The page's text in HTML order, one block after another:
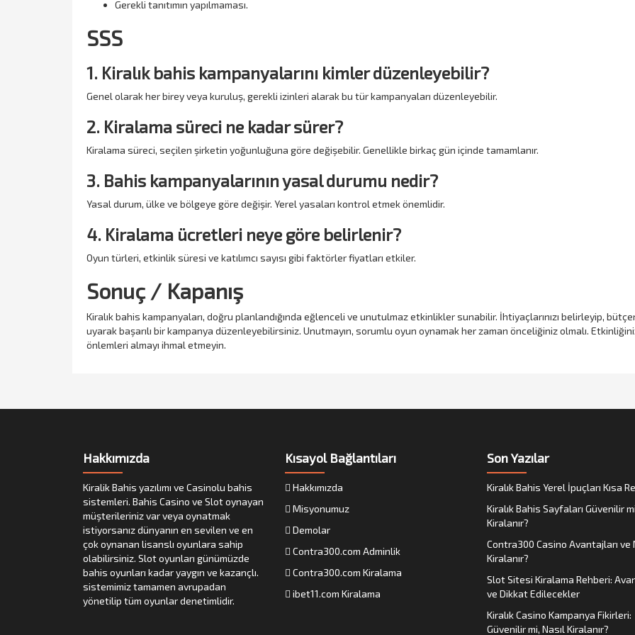
Gerekli tanıtımın yapılmaması.
SSS
1. Kiralık bahis kampanyalarını kimler düzenleyebilir?
Genel olarak her birey veya kuruluş, gerekli izinleri alarak bu tür kampanyaları düzenleyebilir.
2. Kiralama süreci ne kadar sürer?
Kiralama süreci, seçilen şirketin yoğunluğuna göre değişebilir. Genellikle birkaç gün içinde tamamlanır.
3. Bahis kampanyalarının yasal durumu nedir?
Yasal durum, ülke ve bölgeye göre değişir. Yerel yasaları kontrol etmek önemlidir.
4. Kiralama ücretleri neye göre belirlenir?
Oyun türleri, etkinlik süresi ve katılımcı sayısı gibi faktörler fiyatları etkiler.
Sonuç / Kapanış
Kiralık bahis kampanyaları, doğru planlandığında eğlenceli ve unutulmaz etkinlikler sunabilir. İhtiyaçlarınızı belirleyip,
uyarak başarılı bir kampanya düzenleyebilirsiniz. Unutmayın, sorumlu oyun oynamak her zaman önceliğiniz olmalı.
önlemleri almayı ihmal etmeyin.
Hakkımızda
Kiralik Bahis yazılımı ve Casinolu bahis
sistemleri. Bahis Casino ve Slot oynayan
müşterileriniz var veya oynatmak
istiyorsanız dünyanın en sevilen ve en
çok oynanan lisanslı oyunlara sahip
olabilirsiniz. Slot oyunları günümüzde
bahis oyunları kadar yaygın ve kazançlı.
sistemimiz tamamen avrupadan
yönetilip tüm oyunlar denetimlidir.
Kısayol Bağlantıları
Hakkımızda
Misyonumuz
Demolar
Contra300.com Adminlik
Contra300.com Kiralama
ibet11.com Kiralama
Son Yazılar
Kiralık Bahis Yerel İpuçları Kısa
Kiralık Bahis Sayfaları Güvenilir
Kiralanır?
Contra300 Casino Avantajları ve
Kiralanır?
Slot Sitesi Kiralama Rehberi:
ve Dikkat Edilecekler
Kiralık Casino Kampanya Fikirleri:
Güvenilir mi, Nasıl Kiralanır?